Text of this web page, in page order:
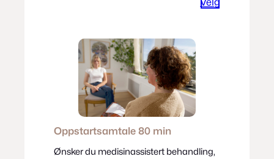
Oppstartsamtale 80 min
Ønsker du medisinassistert behandling,